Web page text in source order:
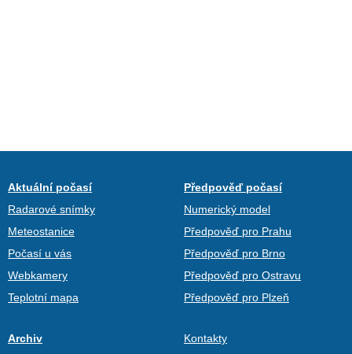
Aktuální počasí
Radarové snímky
Meteostanice
Počasí u vás
Webkamery
Teplotní mapa
Předpověď počasí
Numerický model
Předpověď pro Prahu
Předpověď pro Brno
Předpověď pro Ostravu
Předpověď pro Plzeň
Archiv Kontakty